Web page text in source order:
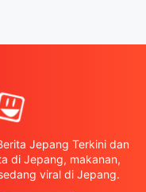
Jepang Terkini dan
di Jepang, makanan,
viral di Jepang.